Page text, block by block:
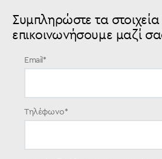
Συμπληρώστε τα
επικοινωνήσουμε μαζί
Email *
Τηλέφωνο*